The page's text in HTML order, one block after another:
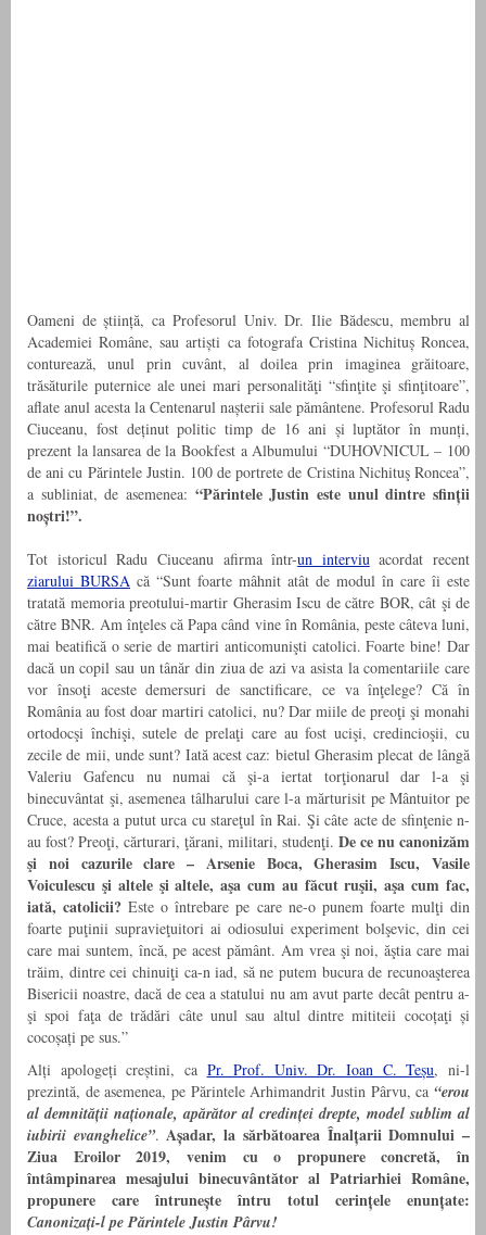
Oameni de știință, ca Profesorul Univ. Dr. Ilie Bădescu, membru al
Academiei Române, sau artiști ca fotografa Cristina Nichituș Roncea,
conturează, unul prin cuvânt, al doilea prin imaginea grăitoare,
trăsăturile puternice ale unei mari personalităţi “sfinţite şi sfinţitoare”,
aflate anul acesta la Centenarul nașterii sale pământene. Profesorul Radu
Ciuceanu, fost deținut politic timp de 16 ani și luptător în munți,
prezent la lansarea de la Bookfest a Albumului “DUHOVNICUL – 100
de ani cu Părintele Justin. 100 de portrete de Cristina Nichituş Roncea”,
a subliniat, de asemenea: “Părintele Justin este unul dintre sfinții
noștri!”.
Tot istoricul Radu Ciuceanu afirma într-un interviuacordat recent
ziarului BURSA că “Sunt foarte mâhnit atât de modul în care îi este
tratată memoria preotului-martir Gherasim Iscu de către BOR, cât şi de
către BNR. Am înţeles că Papa când vine în România, peste câteva luni,
mai beatifică o serie de martiri anticomunişti catolici. Foarte bine! Dar
dacă un copil sau un tânăr din ziua de azi va asista la comentariile care
vor însoţi aceste demersuri de sanctificare, ce va înţelege? Că în
România au fost doar martiri catolici, nu? Dar miile de preoţi şi monahi
ortodocşi închişi, sutele de prelaţi care au fost ucişi, credincioşii, cu
zecile de mii, unde sunt? Iată acest caz: bietul Gherasim plecat de lângă
Valeriu Gafencu nu numai că şi-a iertat torţionarul dar l-a şi
binecuvântat şi, asemenea tâlharului care l-a mărturisit pe Mântuitor pe
Cruce, acesta a putut urca cu stareţul în Rai. Şi câte acte de sfinţenie n-
au fost? Preoţi, cărturari, ţărani, militari, studenţi. De ce nu canonizăm
şi noi cazurile clare – Arsenie Boca, Gherasim Iscu, Vasile
Voiculescu şi altele şi altele, aşa cum au făcut ruşii, aşa cum fac,
iată, catolicii? Este o întrebare pe care ne-o punem foarte mulţi din
foarte puţinii supravieţuitori ai odiosului experiment bolşevic, din cei
care mai suntem, încă, pe acest pământ. Am vrea şi noi, ăştia care mai
trăim, dintre cei chinuiţi ca-n iad, să ne putem bucura de recunoaşterea
Bisericii noastre, dacă de cea a statului nu am avut parte decât pentru a-
şi spoi faţa de trădări câte unul sau altul dintre mititeii cocoțaţi și
cocoșați pe sus.”
Alți apologeți creștini, ca Pr. Prof. Univ. Dr. Ioan C. Teșu, ni-l
prezintă, de asemenea, pe Părintele Arhimandrit Justin Pârvu, ca “erou
al demnității naționale, apărător al credinței drepte, model sublim al
iubirii evanghelice”.Așadar, la sărbătoarea Înalțarii Domnului –
Ziua Eroilor 2019, venim cu o propunere concretă, în
întâmpinarea mesajului binecuvântător al Patriarhiei Române,
propunere care întrunește întru totul cerințele enunțate:
Canonizați-l pe Părintele Justin Pârvu!